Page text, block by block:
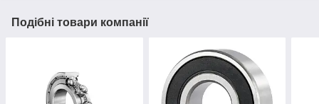
Подібні товари компанії